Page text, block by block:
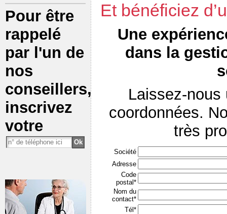
Pour être
rappelé
par l'un de
nos
conseillers,
inscrivez
votre
Et bénéficiez
Une
dans la
Laissez-
coordonnées.
très
Société
Adresse
Code
postal*
Nom du
contact*
Tél*